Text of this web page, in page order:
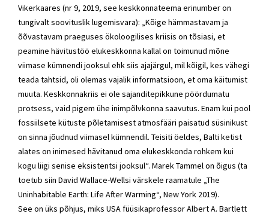
Vikerkaares (nr 9, 2019, see keskkonnateema erinumber on
tungivalt soovituslik lugemisvara): „Kõige hämmastavam ja
õõvastavam praeguses ökoloogilises kriisis on tõsiasi, et
peamine hävitustöö elukeskkonna kallal on toimunud mõne
viimase kümnendi jooksul ehk siis ajajärgul, mil kõigil, kes vähegi
teada tahtsid, oli olemas vajalik informatsioon, et oma käitumist
muuta. Keskkonnakriis ei ole sajanditepikkune pöördumatu
protsess, vaid pigem ühe inimpõlvkonna saavutus. Enam kui pool
fossiilsete kütuste põletamisest atmosfääri paisatud süsinikust
on sinna jõudnud viimasel kümnendil. Teisiti öeldes, Balti ketist
alates on inimesed hävitanud oma elukeskkonda rohkem kui
kogu liigi senise eksistentsi jooksul“. Marek Tammel on õigus (ta
toetub siin David Wallace-Wellsi värskele raamatule „The
Uninhabitable Earth: Life After Warming“, New York 2019).
See on üks põhjus, miks USA füüsikaprofessor Albert A. Bartlett